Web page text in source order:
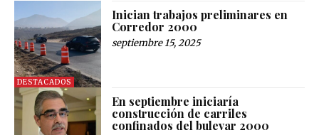
DESTACADOS
Inician trabajos preliminares en
Corredor 2000
septiembre 15, 2025
En septiembre iniciaría
construcción de carriles
confinados del bulevar 2000